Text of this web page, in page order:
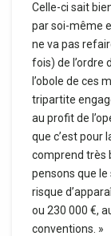
Celle-ci sait
par soi-même
ne va pas
fois) de l’ordre
l’obole de ces
tripartite
au profit de
que c’est pour
comprend très
pensons que
risque
ou 230 000 €,
conventions. »